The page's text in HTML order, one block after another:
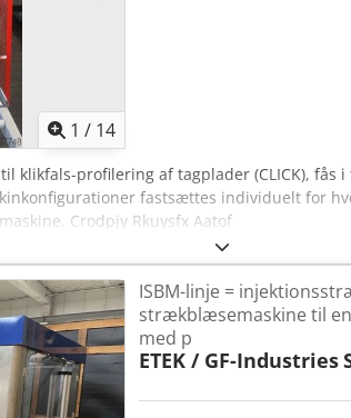
1 / 14
klikfals-profilering af tagplader (CLICK),
fastsættes individuelt for
Crodpjy Rkuysfx Aatof
ISBM-linje =
strækblæsemaskine til
med p
ETEK / GF-Industries